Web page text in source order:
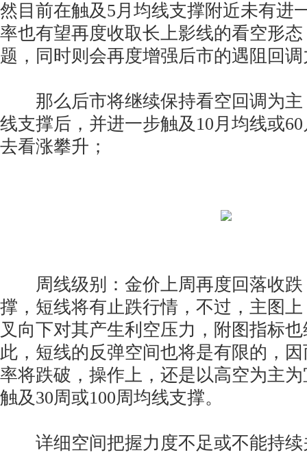
然目前在触及5月均线支撑附近未有进
率也有望再度收取长上影线的看空形
题，同时则会再度增强后市的遇阻回
那么后市将继续保持看空回调为主
线支撑后，并进一步触及10月均线或
去看涨攀升；
周线级别：金价上周再度回落收跌
撑，短线将有止跌行情，不过，主图
叉向下对其产生利空压力，附图指标
此，短线的反弹空间也将是有限的，
率将跌破，操作上，还是以高空为主
触及30周或100周均线支撑。
详细空间把握力度不足或不能持续